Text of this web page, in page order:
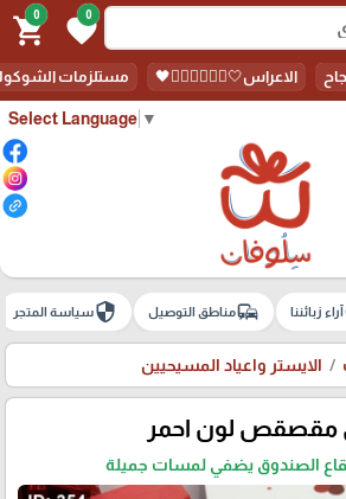
Select Language ▼
0
favorite
0
shopping_cart
الاعراس🤍🤵🏻‍♀️👰🏻‍♀️🖤 مستلزمات
آراء زبائننا commuteمناطق التوصيل securityسياسة المتجر
الايستر واعياد المسيحيين
مقصقص لون احمر
الصندوق يضفي لمسات جميلة